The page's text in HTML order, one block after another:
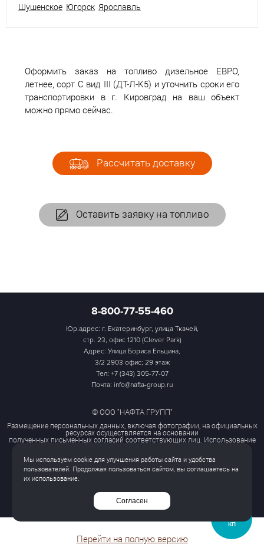
Шушенское Югорск Ярославль
Оформить заказ на топливо дизельное ЕВРО,
летнее, сорт С вид III (ДТ-Л-К5) и уточнить сроки его
транспортировки в г. Кировград на ваш объект
можно прямо сейчас.
Рассчитать доставку
Оставить заявку на топливо
8-800-77-55-460
Юр.адрес: г. Екатеринбург, улица Ткачей,
стр. 23, офис 1210 (Clever Park)
Адрес: Улица Бориса Ельцина,
3/2 2903 офис; 29 этаж
Тел: +7 (343) 305-77-07
Почта: info@nafta-group.ru
© ООО "НАФТА ГРУПП"
Размещение персональных данных, включая фотографии, на официальных
ресурсах осуществляется на основании
полученных письменных согласий соответствующих лиц. Использование
Политика обработки персональных данных
Согласие на обработку персональных данных
Перейти на полную версию
КП
Мы используем cookie для улучшения работы сайта и удобства
пользователей. Продолжая пользоваться сайтом, вы соглашаетесь на
их использование.
Согласен